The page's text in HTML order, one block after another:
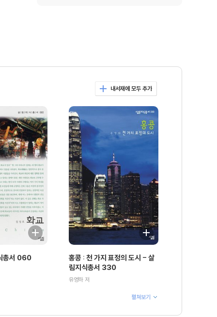
내서재에 모두 추가
총서 060
홍콩 : 천 가지 표정의 도시 - 살
림지식총서 330
유영하 저
펼쳐보기